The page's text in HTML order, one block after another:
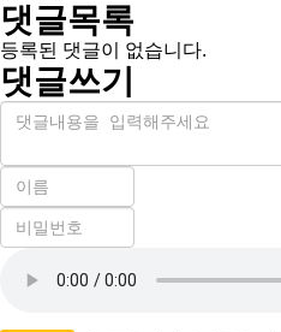
댓글목록
등록된 댓글이 없습니다.
댓글쓰기
내
이
필
수
비
밀